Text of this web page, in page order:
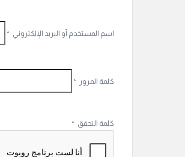
اسم المستخدم أو البريد الإلكتروني *
كلمة المرور *
كلمة التحقق *